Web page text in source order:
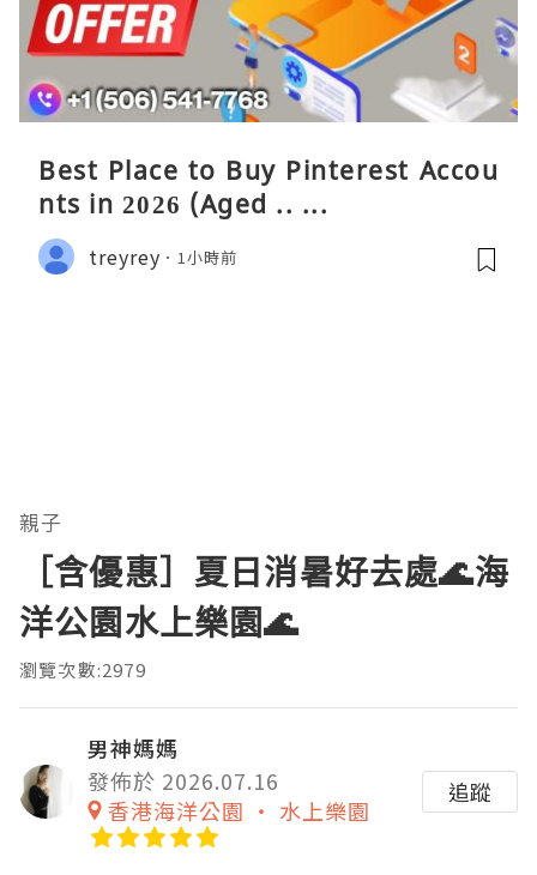
Best Place to Buy Pinterest Accou
nts in 2026 (Aged .. ...
treyrey 1小時前
親子
［含優惠］夏日消暑好去處🌊海
洋公園水上樂園🌊
瀏覽次數:2979
男神媽媽
發佈於 2026.07.16
香港海洋公園 ‧ 水上樂園
追蹤